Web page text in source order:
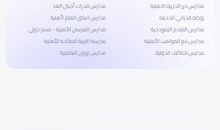
مدارس درر الجزيرة الاهلية
روضة قدراتي الحديثه
مدارس التقدم النموذجية
مدارس نبع المواهب الأهلية
مدارس الطائف الدولية
مدارس قدرات أجيال الغد
مدارس انبثاق العلم اأهلية
مدارس الفرسان الأهلية - مسار دولي
مدرسة التربية الصالحة الأهلية
مدارس نوران العالمية